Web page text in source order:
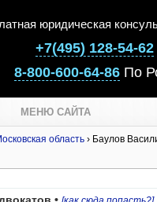
юридическая
+7(495) 128-54-62
8-800-600-64-86 По
МЕНЮ САЙТА
область › Баулов